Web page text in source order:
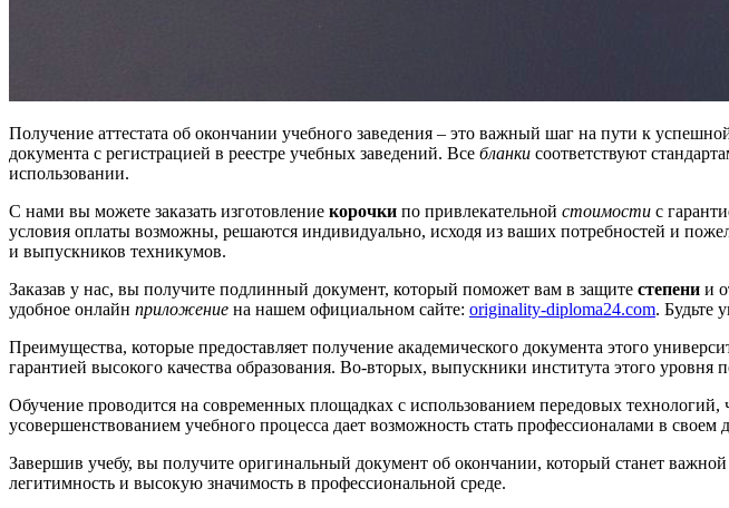
Получение аттестата об окончании учебного заведения – это важный шаг на пути к
документа с регистрацией в реестре учебных заведений. Все бланки соответствуют
использовании.
С нами вы можете заказать изготовление корочки по привлекательной стоимости с
условия оплаты возможны, решаются индивидуально, исходя из ваших потребностей и
и выпускников техникумов.
Заказав у нас, вы получите подлинный документ, который поможет вам в защите степени и
удобное онлайн приложение на нашем официальном сайте: originality-diploma24.com. Будьте
Преимущества, которые предоставляет получение академического документа этого
гарантией высокого качества образования. Во-вторых, выпускники института этого уровня
Обучение проводится на современных площадках с использованием передовых технологий,
усовершенствованием учебного процесса дает возможность стать профессионалами в своем
Завершив учебу, вы получите оригинальный документ об окончании, который станет
легитимность и высокую значимость в профессиональной среде.